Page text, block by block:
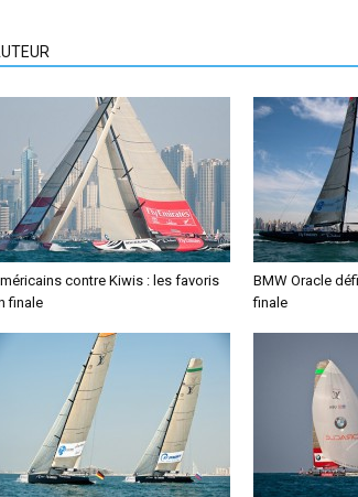
contre Kiwis : les favoris
finale
BMW Oracle
finale